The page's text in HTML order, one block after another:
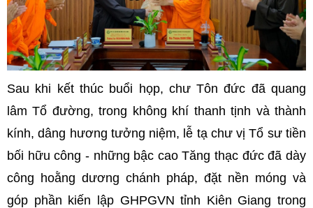
Sau khi kết thúc buổi họp, chư Tôn đức đã quang
lâm Tổ đường, trong không khí thanh tịnh và thành
kính, dâng hương tưởng niệm, lễ tạ chư vị Tổ sư tiền
bối hữu công - những bậc cao Tăng thạc đức đã dày
công hoằng dương chánh pháp, đặt nền móng và
góp phần kiến lập GHPGVN tỉnh Kiên Giang trong